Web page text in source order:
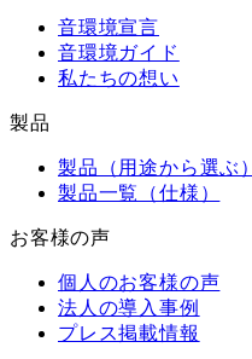
音環境宣言
音環境ガイド
私たちの想い
製品
製品（用途から選ぶ）
製品一覧（仕様）
お客様の声
個人のお客様の声
法人の導入事例
プレス掲載情報